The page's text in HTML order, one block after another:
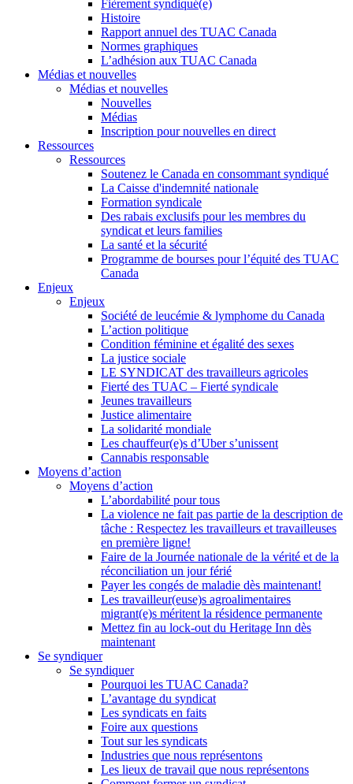
Fièrement syndiqué(e)
Histoire
Rapport annuel des TUAC Canada
Normes graphiques
L’adhésion aux TUAC Canada
Médias et nouvelles
Médias et nouvelles
Nouvelles
Médias
Inscription pour nouvelles en direct
Ressources
Ressources
Soutenez le Canada en consommant syndiqué
La Caisse d'indemnité nationale
Formation syndicale
Des rabais exclusifs pour les membres du
syndicat et leurs families
La santé et la sécurité
Programme de bourses pour l’équité des TUAC
Canada
Enjeux
Enjeux
Société de leucémie & lymphome du Canada
L’action politique
Condition féminine et égalité des sexes
La justice sociale
LE SYNDICAT des travailleurs agricoles
Fierté des TUAC – Fierté syndicale
Jeunes travailleurs
Justice alimentaire
La solidarité mondiale
Les chauffeur(e)s d’Uber s’unissent
Cannabis responsable
Moyens d’action
Moyens d’action
L’abordabilité pour tous
La violence ne fait pas partie de la description de
tâche : Respectez les travailleurs et travailleuses
en première ligne!
Faire de la Journée nationale de la vérité et de la
réconciliation un jour férié
Payer les congés de maladie dès maintenant!
Les travailleur(euse)s agroalimentaires
migrant(e)s méritent la résidence permanente
Mettez fin au lock-out du Heritage Inn dès
maintenant
Se syndiquer
Se syndiquer
Pourquoi les TUAC Canada?
L’avantage du syndicat
Les syndicats en faits
Foire aux questions
Tout sur les syndicats
Industries que nous représentons
Les lieux de travail que nous représentons